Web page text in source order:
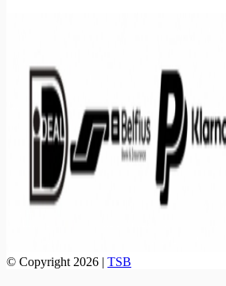
© Copyright 2026 | TSB